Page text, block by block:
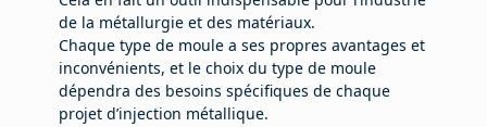
de la métallurgie et des matériaux.
Chaque type de moule a ses propres avantages et
inconvénients, et le choix du type de moule
dépendra des besoins spécifiques de chaque
projet d’injection métallique.